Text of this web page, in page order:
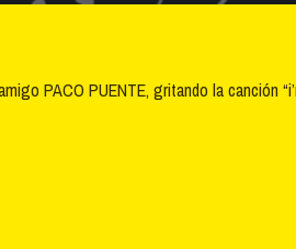
PACO PUENTE, gritando la canción